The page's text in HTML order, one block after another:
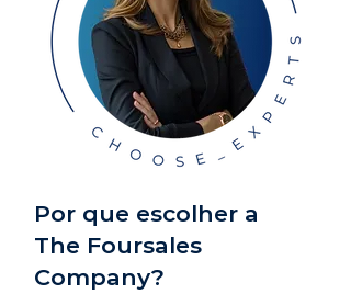
Por que escolher a
The Foursales
Company?